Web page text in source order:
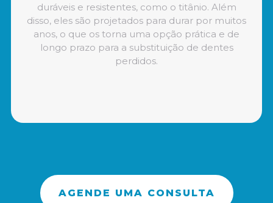
duráveis e resistentes, como o titânio. Além
disso, eles são projetados para durar por muitos
anos, o que os torna uma opção prática e de
longo prazo para a substituição de dentes
perdidos.
AGENDE UMA CONSULTA